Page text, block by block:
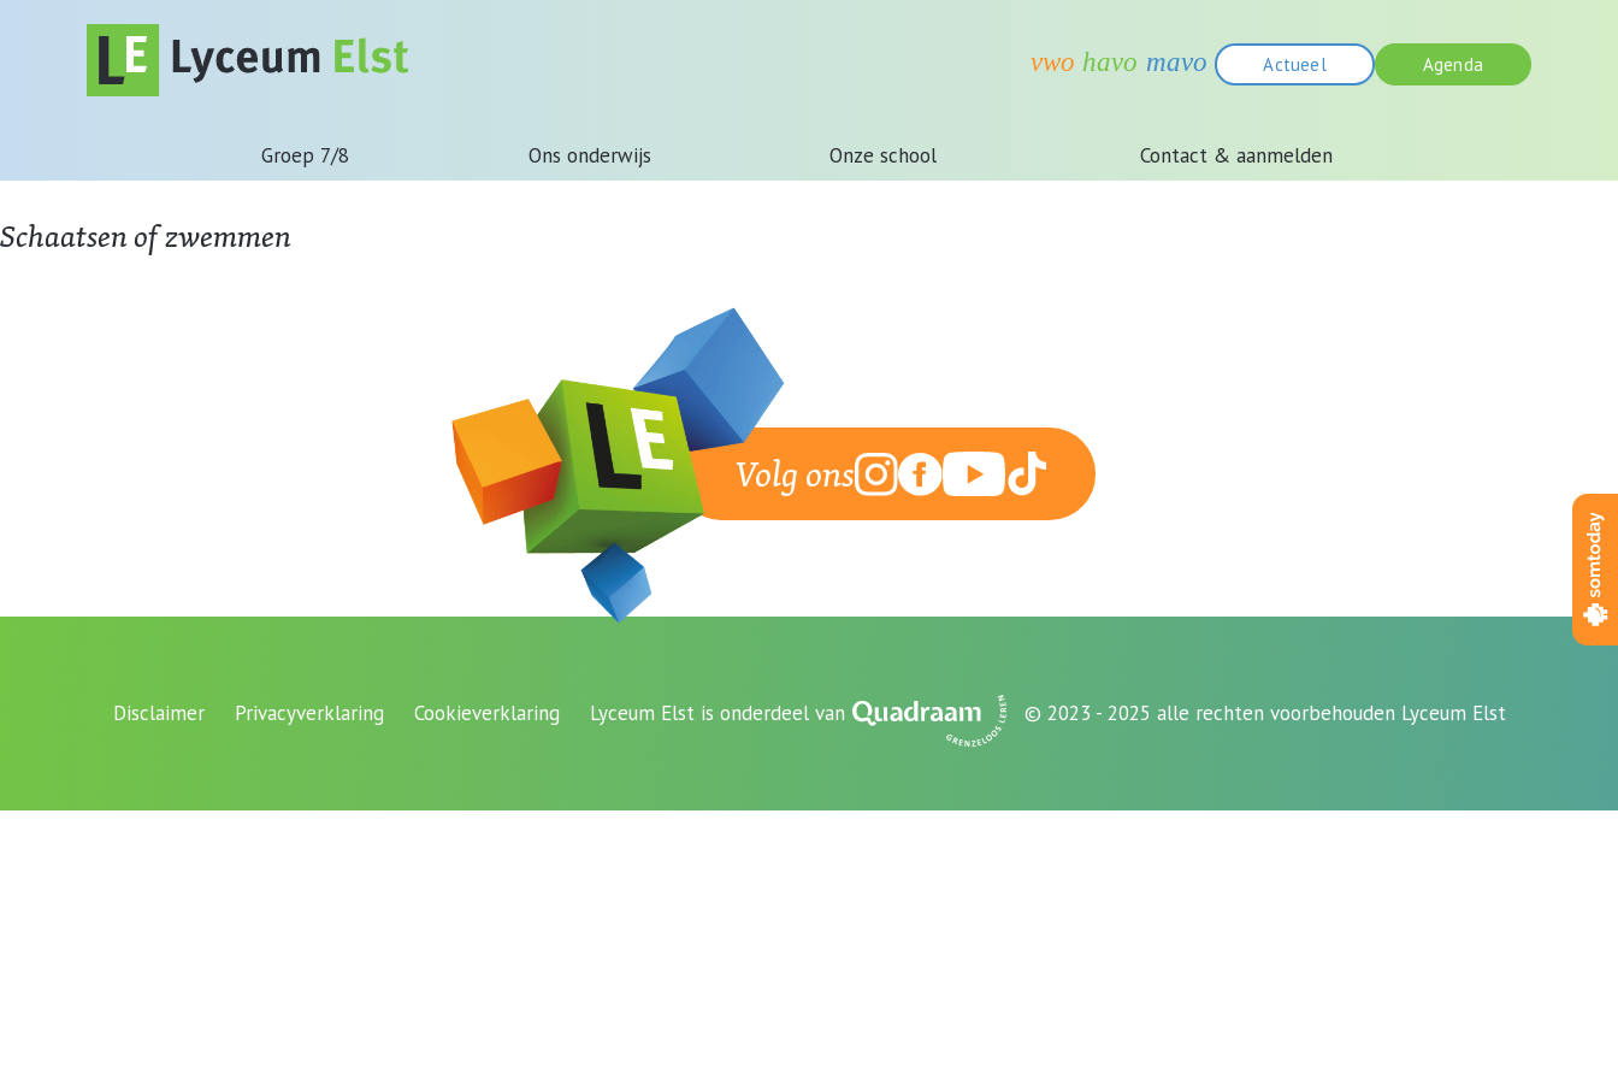
Actueel Agenda
Groep 7/8 Ons onderwijs Onze school Contact & aanmelden
Schaatsen of zwemmen
Volg ons
Disclaimer Privacyverklaring Cookieverklaring Lyceum Elst is onderdeel van © 2023 - 2025 alle rechten voorbehouden Lyceum Elst